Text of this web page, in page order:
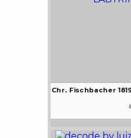
Chr. Fischbacher